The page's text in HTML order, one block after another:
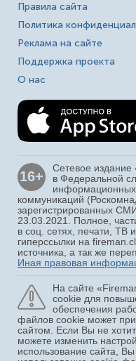
Правила сайта
Политика
Реклама на сайте
Поддержка проекта
О нас
16+
Сетевое издание
в Федеральной
информационных
коммуникаций
зарегистрированных
23.03.2021. Полное,
в соц. сетях, печати, ТВ
гиперссылки на
источника, а так же
Иная правовая
На сайте
cookie для
обеспечения
файлов cookie может
сайтом. Если Вы не
можете изменить
использование сайта,